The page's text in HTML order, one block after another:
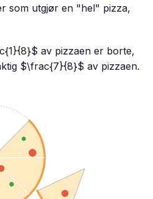
som utgjør en "hel" pizza,
av pizzaen er borte,
$\frac{7}{8}$ av pizzaen.